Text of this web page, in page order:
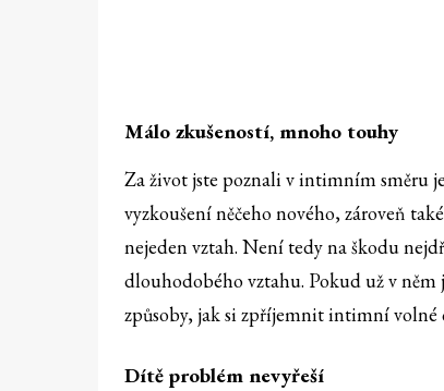
Málo zkušeností, mnoho touhy
Za život jste poznali v intimním směru
vyzkoušení něčeho nového, zároveň
nejeden vztah. Není tedy na škodu
dlouhodobého vztahu. Pokud už v něm
způsoby, jak si zpříjemnit intimní volné
Dítě problém nevyřeší